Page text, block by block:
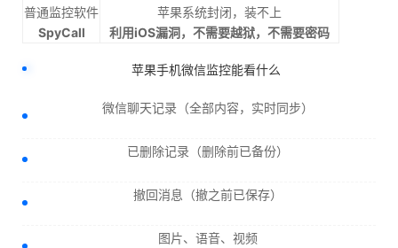
普通监控软件
苹果系统封闭，装不上
SpyCall
利用iOS漏洞，不需要越狱，不需要密码
苹果手机微信监控能看什么
微信聊天记录（全部内容，实时同步）
已删除记录（删除前已备份）
撤回消息（撤之前已保存）
图片、语音、视频